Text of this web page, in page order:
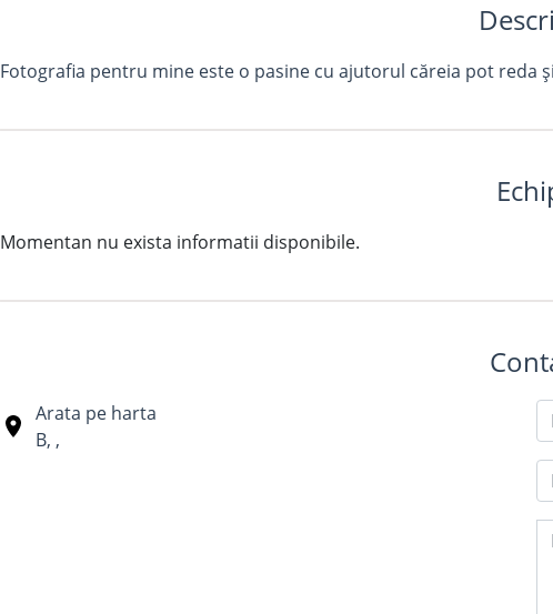
Fotografia pentru mine este o pasine cu ajutorul căreia pot reda
Momentan nu exista informatii disponibile.
Arata pe harta
B, ,